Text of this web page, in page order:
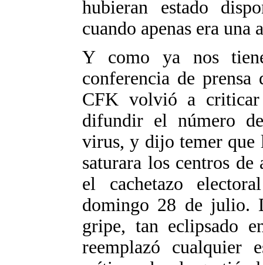
hubieran estado
cuando apenas era una
Y como ya nos
conferencia de
CFK volvió a
difundir el número
virus, y dijo temer que
saturara los centros
el cachetazo
domingo 28 de julio.
gripe, tan eclipsado
reemplazó cualquier